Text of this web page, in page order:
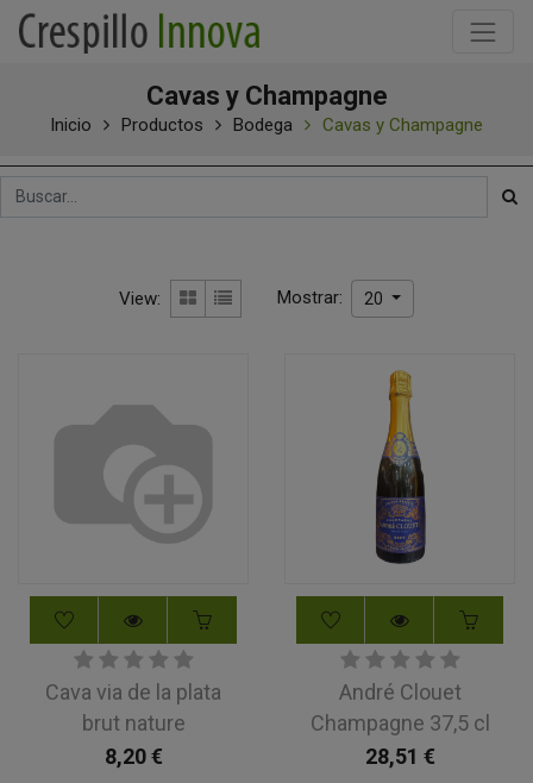
Cavas y Champagne
Inicio Productos Bodega Cavas y Champagne
View: Mostrar: 20
Cava via de la plata
brut nature
8,20€
André Clouet
Champagne 37,5 cl
28,51 €